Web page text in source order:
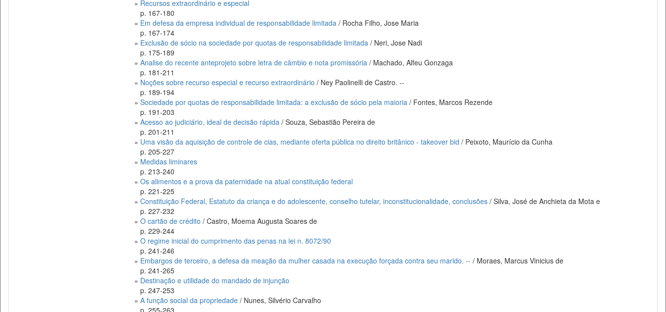
» Recursos extraordinário e especial
p. 167-180
» Em defesa da empresa individual de responsabilidade limitada / Rocha Filho, Jose Maria
p. 167-174
» Exclusão de sócio na sociedade por quotas de responsabilidade limitada / Neri, Jose Nadi
p. 175-189
» Analise do recente anteprojeto sobre letra de câmbio e nota promissória / Machado, Alfeu Gonzaga
p. 181-211
» Noções sobre recurso especial e recurso extraordinário / Ney Paolinelli de Castro. --
p. 189-194
» Sociedade por quotas de responsabilidade limitada: a exclusão de sócio pela maioria / Fontes, Marcos Rezende
p. 191-203
» Acesso ao judiciário, ideal de decisão rápida / Souza, Sebastião Pereira de
p. 201-211
» Uma visão da aquisição de controle de cias, mediante oferta pública no direito britânico - takeover bid / Peixoto, Maurício da Cunha
p. 205-227
» Medidas liminares
p. 213-240
» Os alimentos e a prova da paternidade na atual constituição federal
p. 221-225
» Constituição Federal, Estatuto da criança e do adolescente, conselho tutelar, inconstitucionalidade, conclusões / Silva, José de Anchieta da Mota e
p. 227-232
» O cartão de crédito / Castro, Moema Augusta Soares de
p. 229-244
» O regime inicial do cumprimento das penas na lei n. 8072/90
p. 241-246
» Embargos de terceiro, a defesa da meação da mulher casada na execução forçada contra seu marido. -- / Moraes, Marcus Vinicius de
p. 241-265
» Destinação e utilidade do mandado de injunção
p. 247-253
» A função social da propriedade / Nunes, Silvério Carvalho
p. 255-263